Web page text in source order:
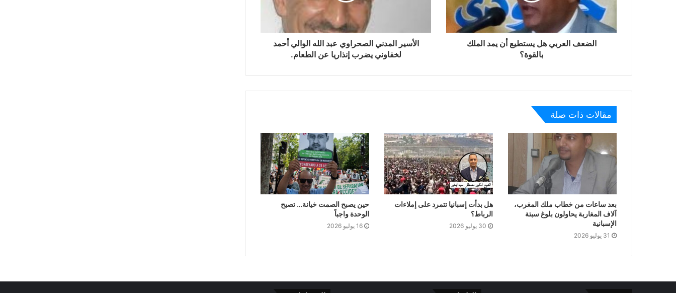
الضعف العربي هل يستطيع أن يمد الملك
بالقوة؟
الأسير المدني الصحراوي عبد الله الوالي أحمد
لخفاوني يضرب إنذاريا عن الطعام.
مقالات ذات صلة
بعد ساعات من خطاب ملك المغرب،
آلاف المغاربة يحاولون بلوغ سبتة
الإسبانية
31 يوليو 2026
هل بدأت إسبانيا تتمرد على إملاءات
الرباط؟
30 يوليو 2026
حين يصبح الصمت خيانة… تصبح
الوحدة واجباً
16 يوليو 2026